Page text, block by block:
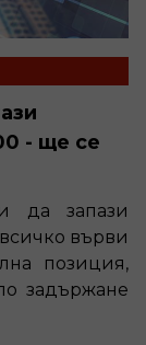
- ще се
да запази
върви
позиция,
задържане